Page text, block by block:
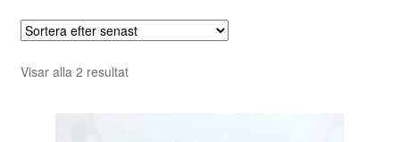
Visar alla 2 resultatSortera